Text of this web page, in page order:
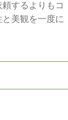
するよりもコ
美観を一度に